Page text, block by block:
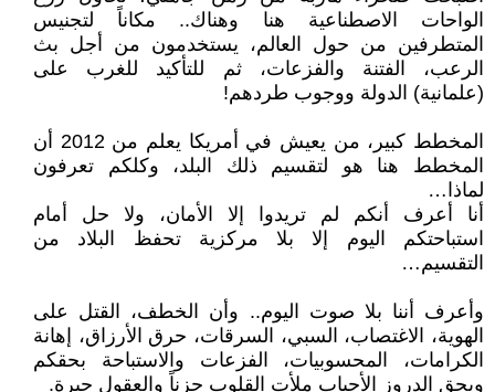
الواحات الاصطناعية هنا وهناك.. مكاناً لتجنيس
المتطرفين من حول العالم، يستخدمون من أجل بث
الرعب، الفتنة والفزعات، ثم للتأكيد للغرب على
(علمانية) الدولة ووجوب طردهم!
المخطط كبير، من يعيش في أمريكا يعلم من 2012 أن
المخطط هنا هو لتقسيم ذلك البلد، وكلكم تعرفون
لماذا…
أنا أعرف أنكم لم تريدوا إلا الأمان، ولا حل أمام
استباحتكم اليوم إلا بلا مركزية تحفظ البلاد من
التقسيم…
وأعرف أننا بلا صوت اليوم.. وأن الخطف، القتل على
الهوية، الاغتصاب، السبي، السرقات، حرق الأرزاق، إهانة
الكرامات، المحسوبيات، الفزعات والاستباحة بحقكم
وبحق الدروز الأحباب ملأت القلوب حزناً والعقول حيرة.